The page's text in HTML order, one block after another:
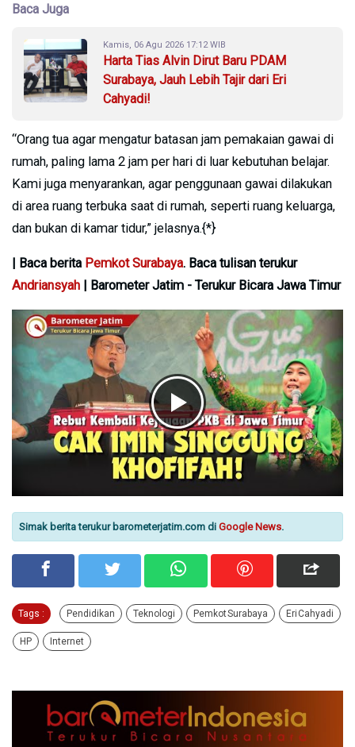
Baca Juga
Kamis, 06 Agu 2026 17:12 WIB
Harta Tias Alvin Dirut Baru PDAM
Surabaya, Jauh Lebih Tajir dari Eri
Cahyadi!
“Orang tua agar mengatur batasan jam pemakaian gawai di
rumah, paling lama 2 jam per hari di luar kebutuhan belajar.
Kami juga menyarankan, agar penggunaan gawai dilakukan
di area ruang terbuka saat di rumah, seperti ruang keluarga,
dan bukan di kamar tidur,” jelasnya.{*}
| Baca berita Pemkot Surabaya. Baca tulisan terukur
Andriansyah | Barometer Jatim - Terukur Bicara Jawa Timur
Simak berita terukur barometerjatim.com di Google News.
Tags : Pendidikan Teknologi Pemkot Surabaya Eri Cahyadi
HP Internet